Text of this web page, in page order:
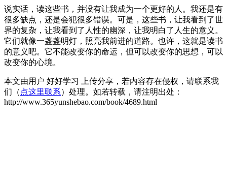
说实话，读这些书，并没有让我成为一个更好的人。我还是有
很多缺点，还是会犯很多错误。可是，这些书，让我看到了世
界的复杂，让我看到了人性的幽深，让我明白了人生的意义。
它们就像一盏盏明灯，照亮我前进的道路。也许，这就是读书
的意义吧。它不能改变你的命运，但可以改变你的思想，可以
改变你的心境。
本文由用户 好好学习 上传分享，若内容存在侵权，请联系我
们（ 点这里联系）处理。如若转载，请注明出处：
http://www.365yunshebao.com/book/4689.html